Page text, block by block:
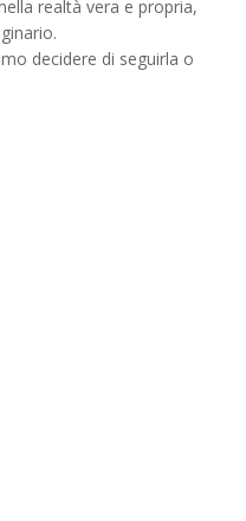
realtà vera e propria,
decidere di seguirla o